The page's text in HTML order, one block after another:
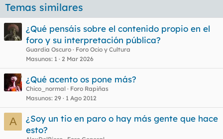
Temas similares
¿Qué pensáis sobre el contenido propio en el
foro y su interpretación pública?
Guardia Oscuro
Foro Ocio y Cultura
Masunos 1 2 Mar 2026
¿Qué acento os pone más?
Chico_normal
Foro Rapiñas
Masunos 29 1 Ago 2012
A
¿Soy un tio en paro o hay más gente que hace
esto?